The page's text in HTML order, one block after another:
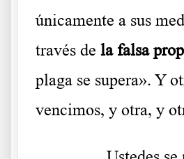
únicamente a sus
través de la falsa
plaga se supera». Y
vencimos, y otra, y